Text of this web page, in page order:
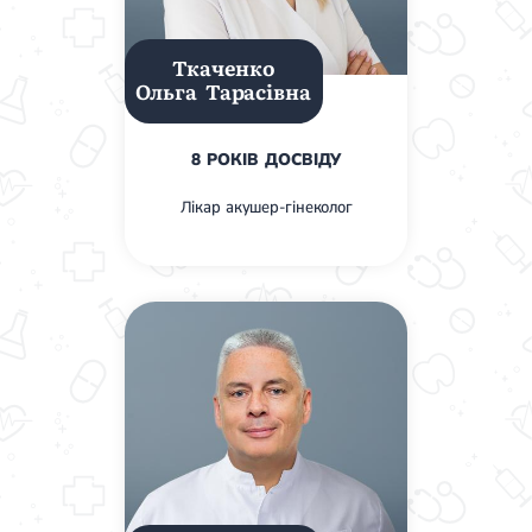
Спондилоартроз грудного відділу
Спондилоартроз хребта
Спондилоартроз поперекового відділу
Спондилоартроз шийного відділу
Артрит
Гострий артрит
Хронічний артрит
Артроз кульшового суглоба
Артроз плечового суглоба
Артроз ліктьового суглоба
Міозит
Міозит спини
Міозит грудної клітини
Шийний радикуліт
Дискогенний радикуліт
Міжреберна невралгія
Попереково-крижовий радикуліт
Ткаченко
Ольга Тарасівна
8 РОКІВ ДОСВІДУ
Лікар акушер-гінеколог